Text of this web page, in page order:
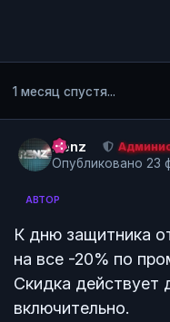
1 месяц спустя...
Renz
Опубликовано 23
АВТОР
К дню защитника
на все -20% по
Скидка действует
включительно.